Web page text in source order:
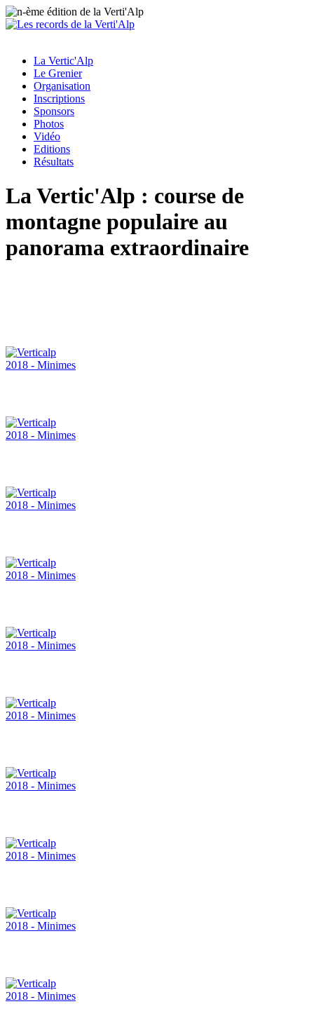
La Vertic'Alp
Le Grenier
Organisation
Inscriptions
Sponsors
Photos
Vidéo
Editions
Résultats
La Vertic'Alp : course de
montagne populaire au
panorama extraordinaire